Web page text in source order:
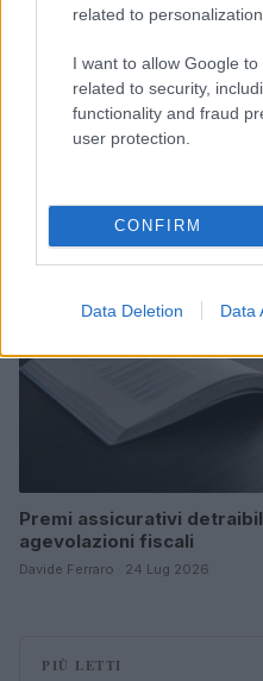
related to personalization.
I want to allow Google
related to security,
functionality and fraud
user protection.
CONFIRM
Data Deletion Data
Assicurazioni
record in Italia
Matteo Pellegrino · 26 Lug 2026
Premi assicurativi
agevolazioni fiscali
Davide Ferraro · 24 Lug 2026
PIÙ LETTI